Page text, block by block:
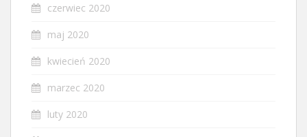
czerwiec 2020
maj 2020
kwiecień 2020
marzec 2020
luty 2020